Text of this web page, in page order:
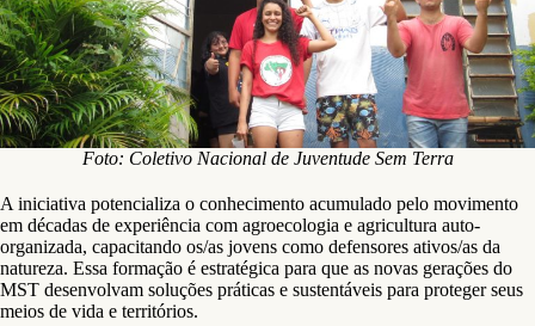
Foto: Coletivo Nacional de Juventude Sem Terra
A iniciativa potencializa o conhecimento acumulado pelo movimento
em décadas de experiência com agroecologia e agricultura auto-
organizada, capacitando os/as jovens como defensores ativos/as da
natureza. Essa formação é estratégica para que as novas gerações do
MST desenvolvam soluções práticas e sustentáveis para proteger seus
meios de vida e territórios.